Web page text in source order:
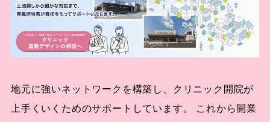
地元に強いネットワークを構築し、クリニック開院が
上手くいくためのサポートしています。 これから開業